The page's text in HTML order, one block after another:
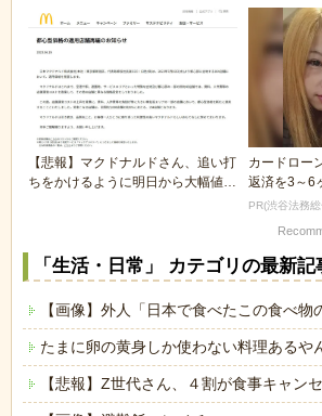
【悲報】マクドナルドさん、追い打
ちをかけるように明日から大幅値上
カードロー
返済を3～6
減額してか
PR(渋谷法務
「生活・日常」 カテゴリの最新記
【画像】外人「日本で食べたこの食べ
たまに卵の黄身しか使わない料理あるや
【悲報】Z世代さん、４割が食事キャン